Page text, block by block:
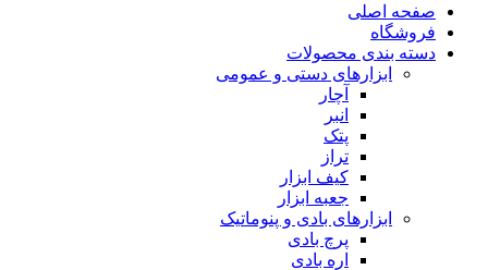
صفحه اصلی
فروشگاه
دسته بندی محصولات
ابزارهای دستی و عمومی
آچار
انبر
پتک
تراز
کیف ابزار
جعبه ابزار
ابزارهای بادی و پنوماتیک
پرچ بادی
اره بادی